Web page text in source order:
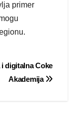
primer
i digitalna Coke
Akademija